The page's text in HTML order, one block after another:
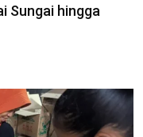
Sungai hingga